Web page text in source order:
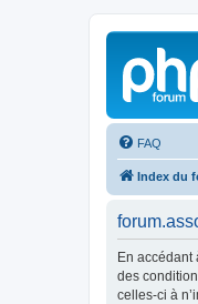
FAQ
Index du
En accédant
des
celles-ci à